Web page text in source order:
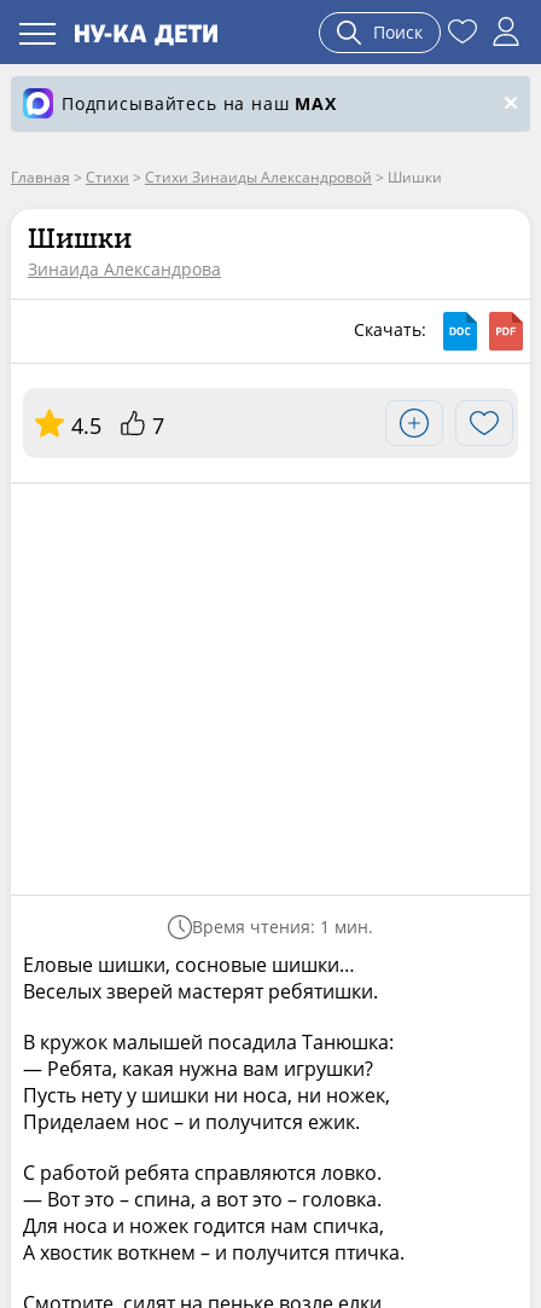
Поиск
Подписывайтесь на наш MAX
Главная > Стихи > Стихи Зинаиды Александровой > Шишки
Шишки
Зинаида Александрова
Скачать:
4.5 7
Время чтения: 1 мин.
Еловые шишки, сосновые шишки…
Веселых зверей мастерят ребятишки.
В кружок малышей посадила Танюшка:
— Ребята, какая нужна вам игрушки?
Пусть нету у шишки ни носа, ни ножек,
Приделаем нос – и получится ежик.
С работой ребята справляются ловко.
— Вот это – спина, а вот это – головка.
Для носа и ножек годится нам спичка,
А хвостик воткнем – и получится птичка.